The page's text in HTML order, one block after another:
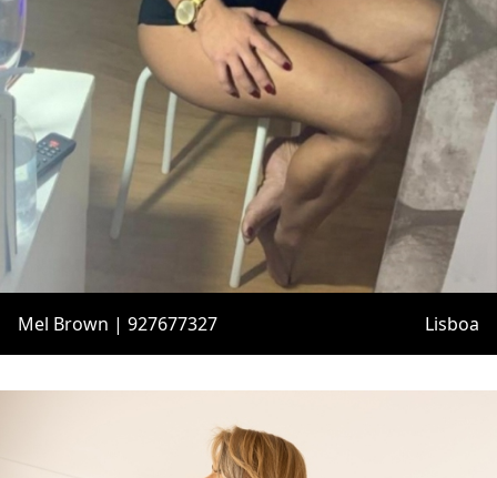
Mel Brown | 927677327 Lisboa